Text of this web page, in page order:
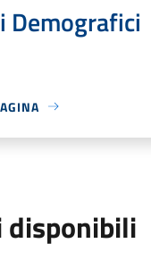
Demografici
disponibili